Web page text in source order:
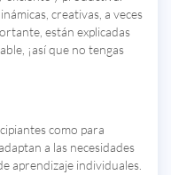
creativas, a veces
están explicadas
¡así que no tengas
como para
a las necesidades
aprendizaje individuales.